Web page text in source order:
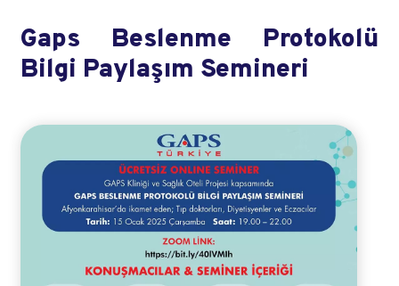
Gaps Beslenme Protokolü
Bilgi Paylaşım Semineri